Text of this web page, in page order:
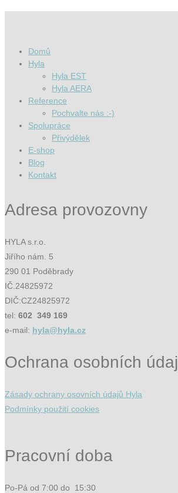
Domů
Hyla
Hyla EST
Hyla AERA
Reference
Pochvalte nás :-)
Spolupráce
Přivýdělek
E-shop
Blog
Kontakt
Adresa provozovny
HYLA s.r.o.
Jiřího nám. 5
290 01 Poděbrady
IČ.24825972
DIČ:CZ24825972
tel: 602 349 169
e-mail: hyla@hyla.cz
Ochrana osobních
Zásady ochrany osovních údajů Hyla
Podmínky použití cookies
Pracovní doba
Po-Pá od 7:00 do 15:30